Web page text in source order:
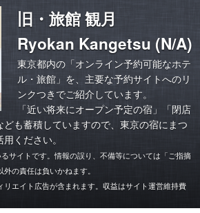
旧・旅館 観月
Ryokan Kangetsu (N/A)
東京都内の「オンライン予約可能なホテ
ル・旅館」を、主要な予約サイトへのリ
ンクつきでご紹介しています。
「近い将来にオープン予定の宿」「閉店
ども蓄積していますので、東京の宿にまつ
ください。
サイトです。情報の誤り、不備等については「ご指摘
の責任は負いかねます。
リエイト広告が含まれます。収益はサイト運営維持費